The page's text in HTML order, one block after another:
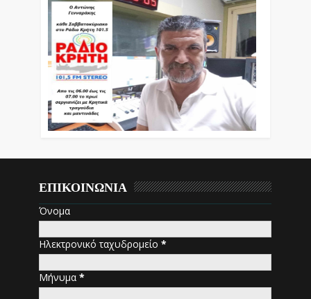
ΕΠΙΚΟΙΝΩΝΙΑ
Όνομα
Ηλεκτρονικό ταχυδρομείο*
Μήνυμα*